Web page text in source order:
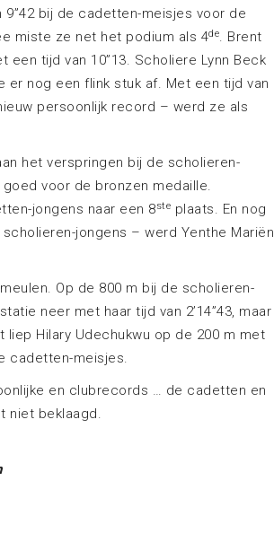
bij de cadetten-meisjes voor de
miste ze net het podium als 4de. Brent
tijd van 10”13. Scholiere Lynn Beck
er nog een flink stuk af. Met een tijd van
persoonlijk record – werd ze als
het verspringen bij de scholieren-
goed voor de bronzen medaille.
jongens naar een 8ste plaats. En nog
jongens – werd Yenthe Mariën
Op de 800 m bij de scholieren-
neer met haar tijd van 2’14”43, maar
Hilary Udechukwu op de 200 m met
cadetten-meisjes.
en clubrecords … de cadetten en
niet beklaagd.